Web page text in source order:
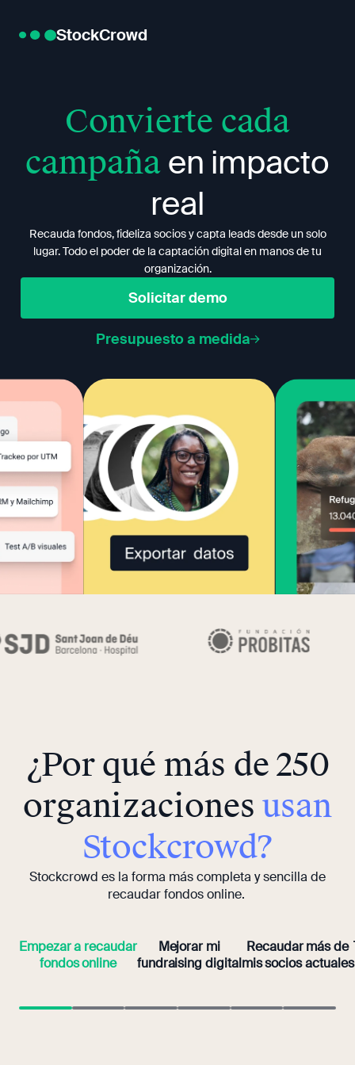
StockCrowd
Convierte cada
campañaen impacto
real
Recauda fondos, fideliza socios y capta leads desde un solo
lugar. Todo el poder de la captación digital en manos de tu
organización.
Solicitar demo
Presupuesto a medida
¿Por qué más de 250
organizacionesusan
Stockcrowd?
Stockcrowd es la forma más completa y sencilla de
recaudar fondos online.
Empezar a recaudar
fondos online
Mejorar mi
fundraising digital
Recaudar más de
mis socios actuales